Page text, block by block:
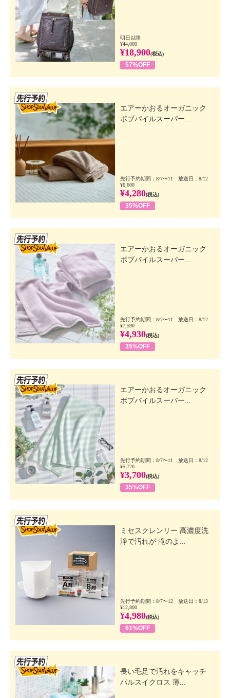
明日以降
¥44,000
¥18,900(税込)
57%OFF
エアーかおるオーガニック
ボブパイルスーパー...
先行予約期間：8/7〜11 放送日：8/12
¥6,600
¥4,280(税込)
35%OFF
エアーかおるオーガニック
ボブパイルスーパー...
先行予約期間：8/7〜11 放送日：8/12
¥7,590
¥4,930(税込)
35%OFF
エアーかおるオーガニック
ボブパイルスーパー...
先行予約期間：8/7〜11 放送日：8/12
¥5,720
¥3,700(税込)
35%OFF
ミセスクレンリー 高濃度洗
浄で汚れが 滝のよ...
先行予約期間：8/7〜12 放送日：8/13
¥12,800
¥4,980(税込)
61%OFF
長い毛足で汚れをキャッチ
パルスイクロス 薄...